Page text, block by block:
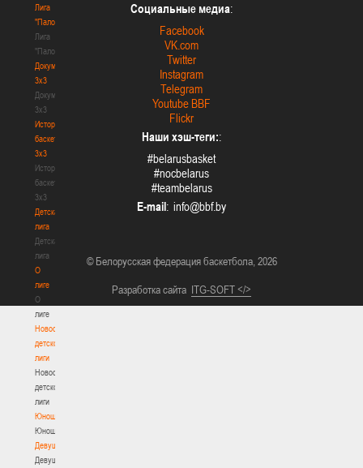
Лига
"Палова"
Лига
"Палова"
Документы
3х3
Документы
3х3
История
баскетбола
3х3
История
баскетбола
3х3
Детская
лига
Детская
лига
О
лиге
О
лиге
Новости
детской
лиги
Новости
детской
лиги
Юноши
Юноши
Девушки
Девушки
Социальные медиа:
Facebook
VK.com
Twitter
Instagram
Telegram
Youtube BBF
Flickr
Наши хэш-теги::
#belarusbasket
#nocbelarus
#teambelarus
E-mail:
© Белорусская федерация баскетбола, 2026
Разработка сайта ITG-SOFT </>